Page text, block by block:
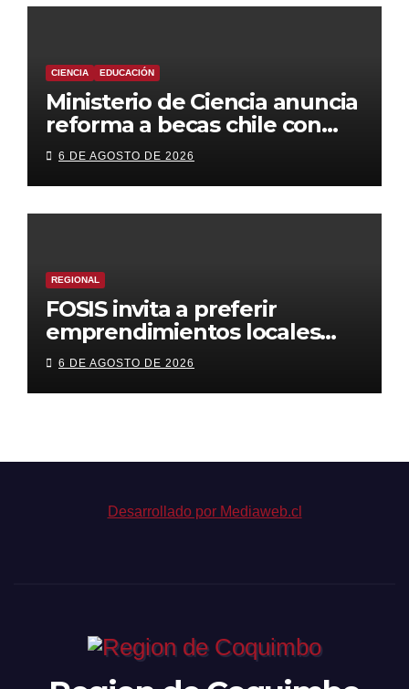
CIENCIA EDUCACIÓN
Ministerio de Ciencia anuncia
reforma a becas chile con
foco en áreas estratégicas y
descentralización
6 DE AGOSTO DE 2026
REGIONAL
FOSIS invita a preferir
emprendimientos locales
para regalar en el Día de la
Niñez
6 DE AGOSTO DE 2026
Desarrollado por Mediaweb.cl